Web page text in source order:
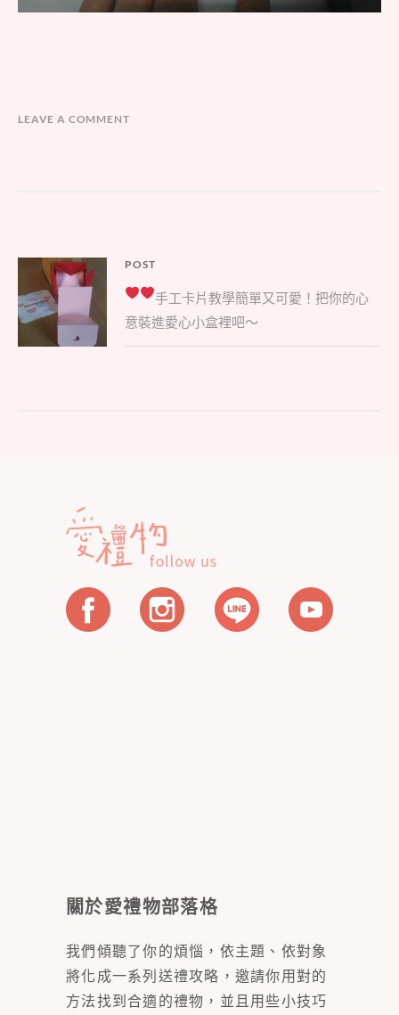
LEAVE A COMMENT
章
導
覽
POST
Parent
post:
手工卡片教學簡單又可愛！把你的心
意裝進愛心小盒裡吧～
關於愛禮物部落格
我們傾聽了你的煩惱，依主題、依對象
將化成一系列送禮攻略，邀請你用對的
方法找到合適的禮物，並且用些小技巧